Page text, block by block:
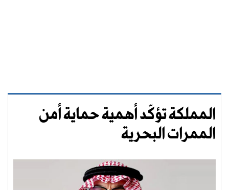
المملكة تؤكّد أهمية حماية أمن
الممرات البحرية